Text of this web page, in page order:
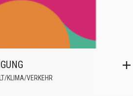
KLIMA/VERKEHR